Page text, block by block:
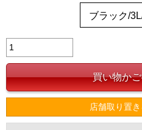
店舗取り置